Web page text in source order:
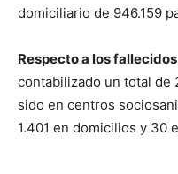
domiciliario de 946.159
Respecto a los
contabilizado un total de
sido en centros
1.401 en domicilios y 30